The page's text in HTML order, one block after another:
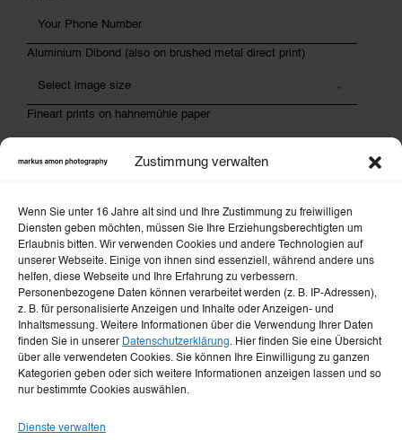
Zustimmung verwalten
Wenn Sie unter 16 Jahre alt sind und Ihre Zustimmung zu freiwilligen
Diensten geben möchten, müssen Sie Ihre Erziehungsberechtigten um
Erlaubnis bitten. Wir verwenden Cookies und andere Technologien auf
unserer Webseite. Einige von ihnen sind essenziell, während andere uns
helfen, diese Webseite und Ihre Erfahrung zu verbessern.
Personenbezogene Daten können verarbeitet werden (z. B. IP-Adressen),
z. B. für personalisierte Anzeigen und Inhalte oder Anzeigen- und
Inhaltsmessung. Weitere Informationen über die Verwendung Ihrer Daten
finden Sie in unserer Datenschutzerklärung. Hier finden Sie eine Übersicht
über alle verwendeten Cookies. Sie können Ihre Einwilligung zu ganzen
Kategorien geben oder sich weitere Informationen anzeigen lassen und so
nur bestimmte Cookies auswählen.
Dienste verwalten
Aluminium Dibond (also on brushed metal direct print)
Fineart prints on hahnemühle paper
Privacy policy
I consent to the processing of my message in
accordance with theprivacy policy.